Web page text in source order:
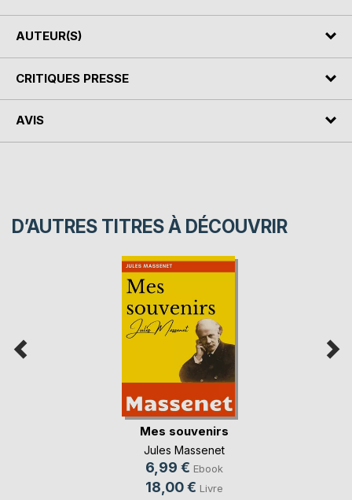
AUTEUR(S)
CRITIQUES PRESSE
AVIS
D’AUTRES TITRES À DÉCOUVRIR
Mes souvenirs
Jules Massenet
6,99 € Ebook
18,00 € Livre